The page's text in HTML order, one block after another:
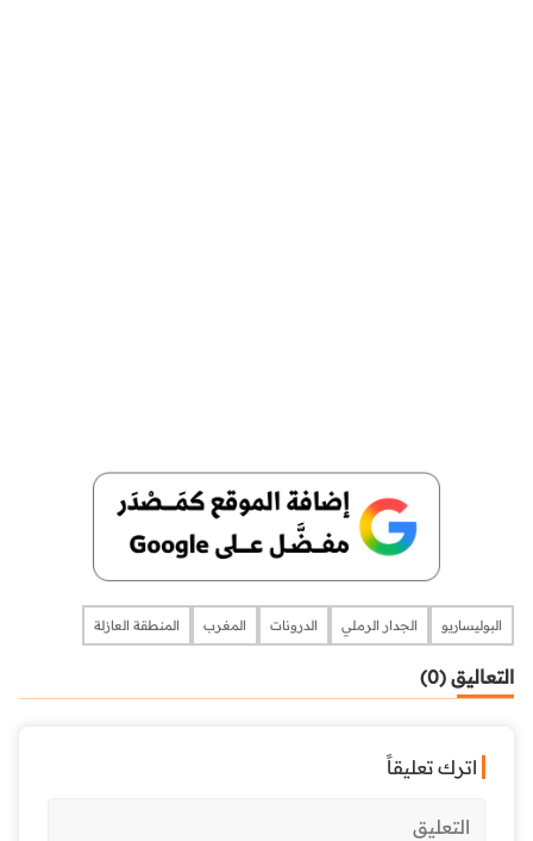
البوليساريو الجدار الرملي الدرونات المغرب المنطقة العازلة
التعاليق (0)
اترك تعليقاً